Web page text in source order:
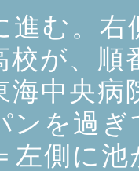
進む。
校が、順
央病
ンを過
左側に